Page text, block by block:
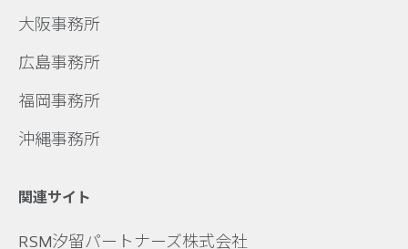
大阪事務所
広島事務所
福岡事務所
沖縄事務所
関連サイト
RSM汐留パートナーズ株式会社